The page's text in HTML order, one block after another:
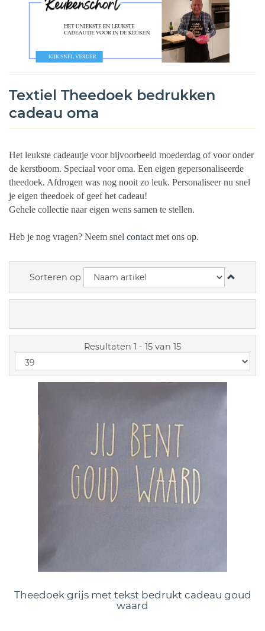
Textiel Theedoek bedrukken
cadeau oma
Het leukste cadeautje voor bijvoorbeeld moederdag of voor onder
de kerstboom. Speciaal voor oma. Een eigen gepersonaliseerde
theedoek. Afdrogen was nog nooit zo leuk. Personaliseer nu snel
je eigen theedoek of geef het cadeau!
Gehele collectie naar eigen wens samen te stellen.
Heb je nog vragen? Neem snel contactmet ons op.
Sorteren op
Resultaten 1 - 15 van 15
Theedoek grijs met tekst bedrukt cadeau goud
waard